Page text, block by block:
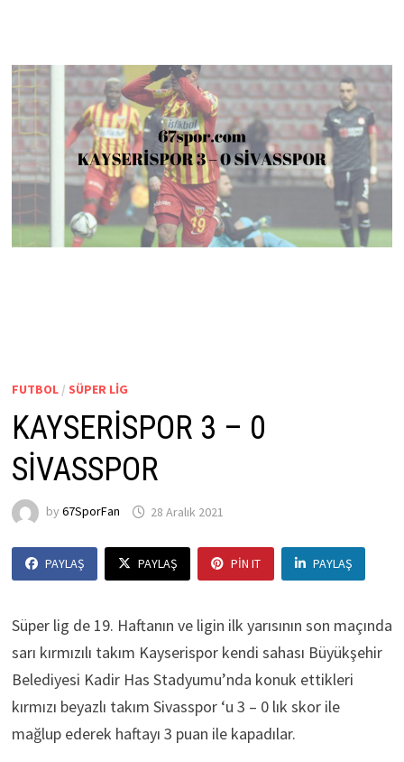
FUTBOL/ SÜPER LIG
KAYSERİSPOR 3 – 0
SİVASSPOR
by 67SporFan 28 Aralık 2021
PAYLAŞ PAYLAŞ PIN IT PAYLAŞ
Süper lig de 19. Haftanın ve ligin ilk yarısının son maçında
sarı kırmızılı takım Kayserispor kendi sahası Büyükşehir
Belediyesi Kadir Has Stadyumu’nda konuk ettikleri
kırmızı beyazlı takım Sivasspor ‘u 3 – 0 lık skor ile
mağlup ederek haftayı 3 puan ile kapadılar.